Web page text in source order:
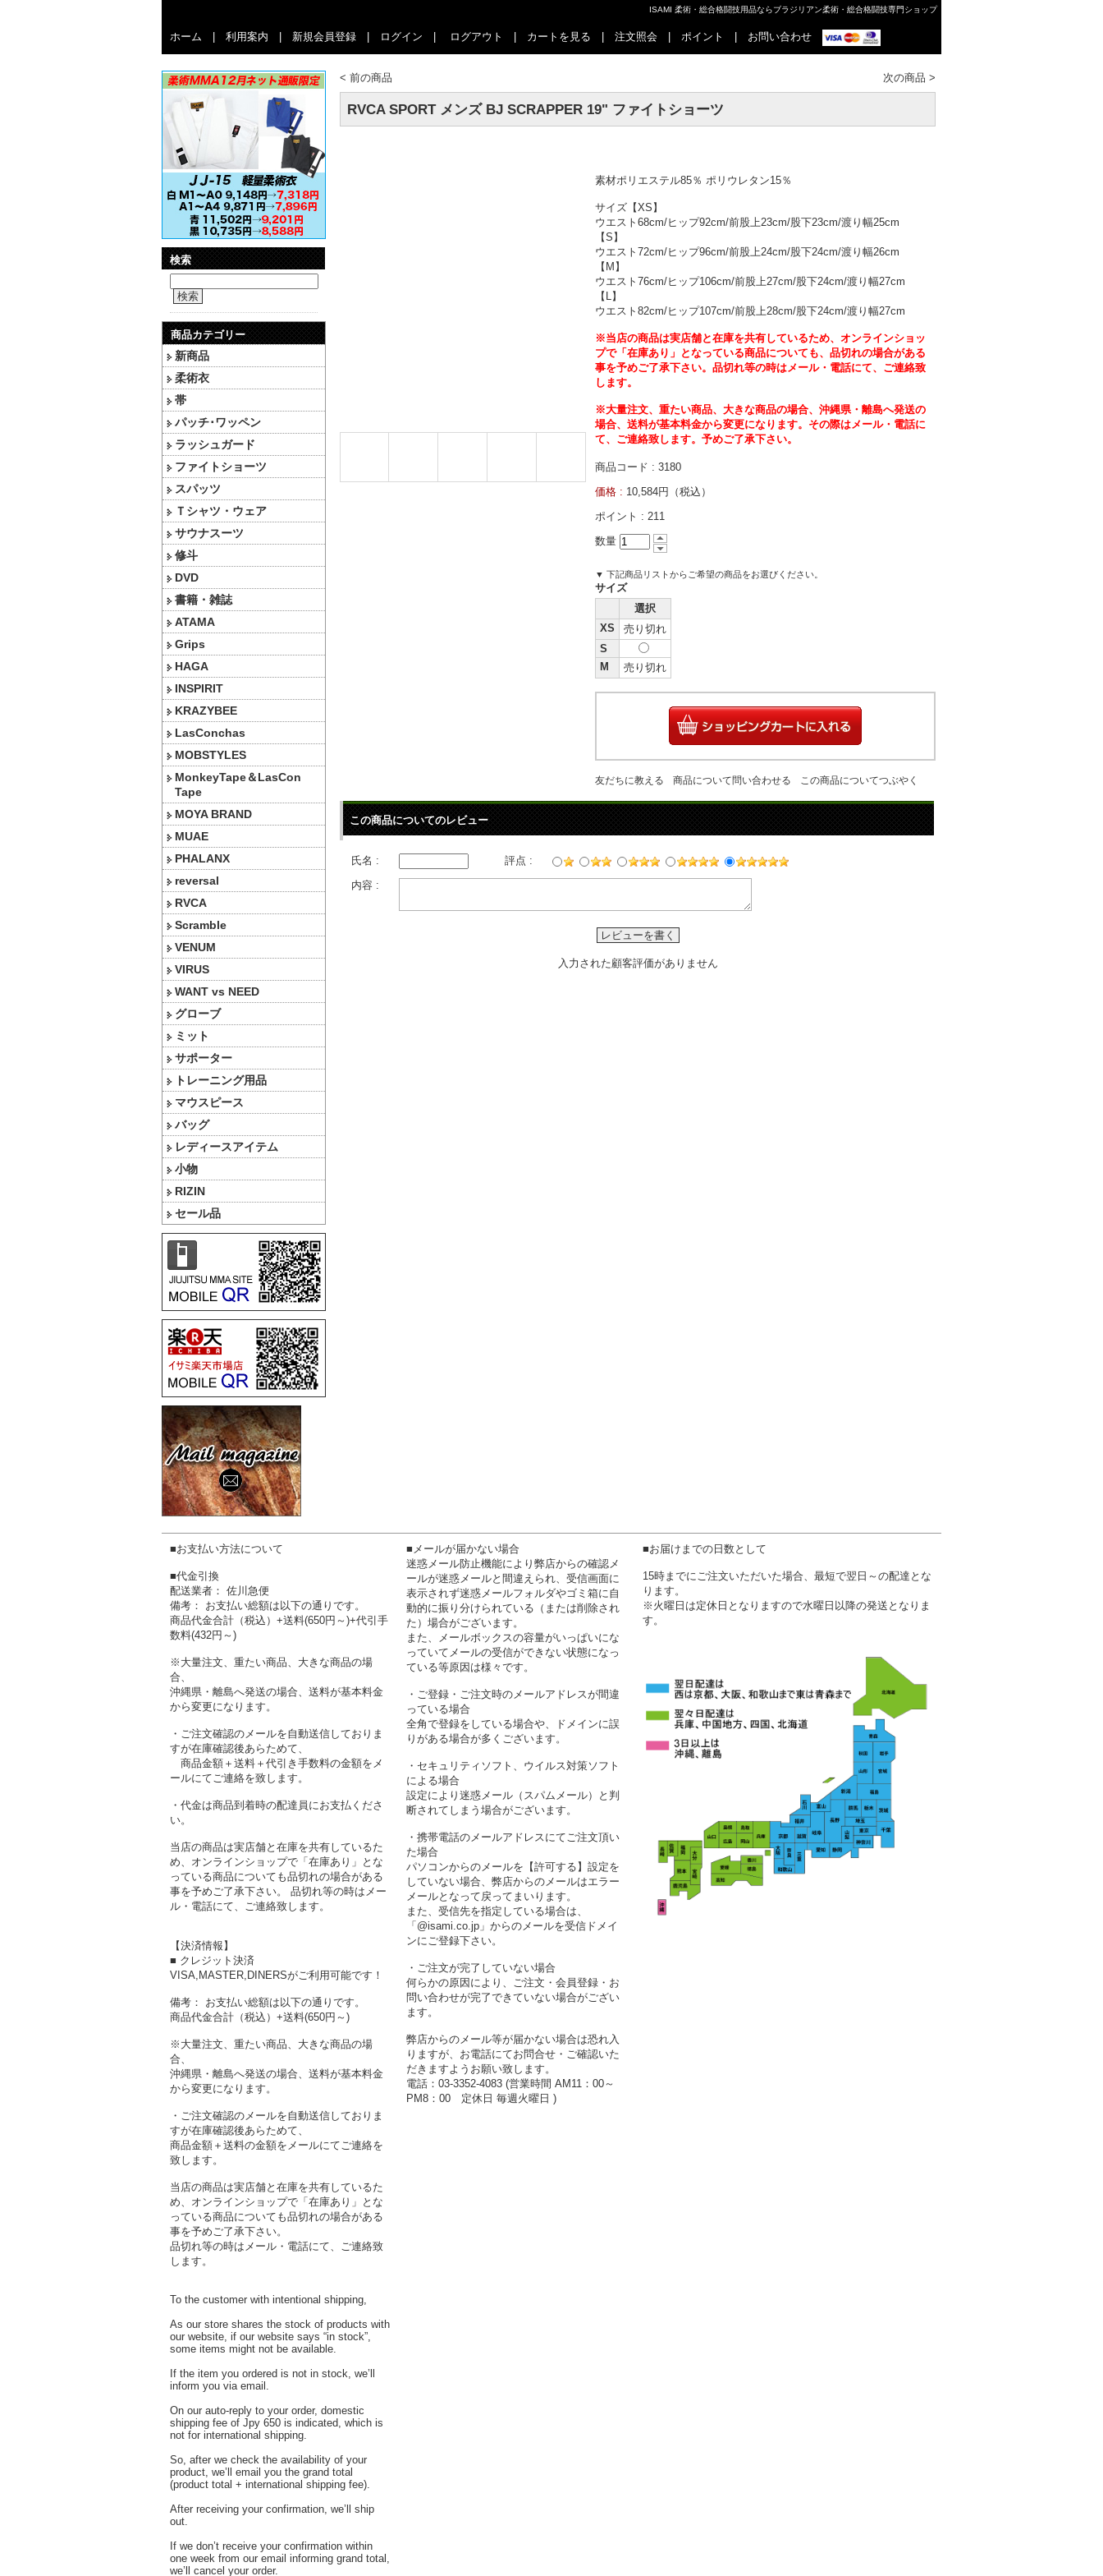
ISAMI 柔術・総合格闘技用品ならブラジリアン柔術・総合格闘技専門ショップ
ホーム 利用案内 新規会員登録 ログイン ログアウト カートを見る 注文照会 ポイント お問い合わせ
検索
検索
商品カテゴリー
新商品
柔術衣
帯
パッチ･ワッペン
ラッシュガード
ファイトショーツ
スパッツ
Ｔシャツ・ウェア
サウナスーツ
修斗
DVD
書籍・雑誌
ATAMA
Grips
HAGA
INSPIRIT
KRAZYBEE
LasConchas
MOBSTYLES
MonkeyTape＆LasCon
Tape
MOYA BRAND
MUAE
PHALANX
reversal
RVCA
Scramble
VENUM
VIRUS
WANT vs NEED
グローブ
ミット
サポーター
トレーニング用品
マウスピース
バッグ
レディースアイテム
小物
RIZIN
セール品
< 前の商品 次の商品 >
RVCA SPORT メンズ BJ SCRAPPER 19" ファイトショーツ
素材ポリエステル85％ ポリウレタン15％
サイズ【XS】
ウエスト68cm/ヒップ92cm/前股上23cm/股下23cm/渡り幅25cm
【S】
ウエスト72cm/ヒップ96cm/前股上24cm/股下24cm/渡り幅26cm
【M】
ウエスト76cm/ヒップ106cm/前股上27cm/股下24cm/渡り幅27cm
【L】
ウエスト82cm/ヒップ107cm/前股上28cm/股下24cm/渡り幅27cm
※当店の商品は実店舗と在庫を共有しているため、オンラインショッ
プで「在庫あり」となっている商品についても、品切れの場合がある
事を予めご了承下さい。品切れ等の時はメール・電話にて、ご連絡致
します。
※大量注文、重たい商品、大きな商品の場合、沖縄県・離島へ発送の
場合、送料が基本料金から変更になります。その際はメール・電話に
て、ご連絡致します。予めご了承下さい。
商品コード : 3180
価格 : 10,584円（税込）
ポイント : 211
数量
▼ 下記商品リストからご希望の商品をお選びください。
サイズ
選択
XS
売り切れ
S
M
売り切れ
友だちに教える 商品について問い合わせる この商品についてつぶやく
この商品についてのレビュー
氏名 :
評点 :
内容 :
レビューを書く
入力された顧客評価がありません
■お支払い方法について
■代金引換
配送業者： 佐川急便
備考： お支払い総額は以下の通りです。
商品代金合計（税込）+送料(650円～)+代引手
数料(432円～)
※大量注文、重たい商品、大きな商品の場
合、
沖縄県・離島へ発送の場合、送料が基本料金
から変更になります。
・ご注文確認のメールを自動送信しておりま
すが在庫確認後あらためて、
商品金額＋送料＋代引き手数料の金額をメ
ールにてご連絡を致します。
・代金は商品到着時の配達員にお支払くださ
い。
当店の商品は実店舗と在庫を共有しているた
め、オンラインショップで「在庫あり」とな
っている商品についても品切れの場合がある
事を予めご了承下さい。 品切れ等の時はメー
ル・電話にて、ご連絡致します。
【決済情報】
■ クレジット決済
VISA,MASTER,DINERSがご利用可能です！
備考： お支払い総額は以下の通りです。
商品代金合計（税込）+送料(650円～)
※大量注文、重たい商品、大きな商品の場
合、
沖縄県・離島へ発送の場合、送料が基本料金
から変更になります。
・ご注文確認のメールを自動送信しておりま
すが在庫確認後あらためて、
商品金額＋送料の金額をメールにてご連絡を
致します。
当店の商品は実店舗と在庫を共有しているた
め、オンラインショップで「在庫あり」とな
っている商品についても品切れの場合がある
事を予めご了承下さい。
品切れ等の時はメール・電話にて、ご連絡致
します。
To the customer with intentional shipping,
As our store shares the stock of products with
our website, if our website says “in stock”,
some items might not be available.
If the item you ordered is not in stock, we’ll
inform you via email.
On our auto-reply to your order, domestic
shipping fee of Jpy 650 is indicated, which is
not for international shipping.
So, after we check the availability of your
product, we’ll email you the grand total
(product total + international shipping fee).
After receiving your confirmation, we’ll ship
out.
If we don’t receive your confirmation within
one week from our email informing grand total,
we’ll cancel your order.
■メールが届かない場合
迷惑メール防止機能により弊店からの確認メ
ールが迷惑メールと間違えられ、受信画面に
表示されず迷惑メールフォルダやゴミ箱に自
動的に振り分けられている（または削除され
た）場合がございます。
また、メールボックスの容量がいっぱいにな
っていてメールの受信ができない状態になっ
ている等原因は様々です。
・ご登録・ご注文時のメールアドレスが間違
っている場合
全角で登録をしている場合や、ドメインに誤
りがある場合が多くございます。
・セキュリティソフト、ウイルス対策ソフト
による場合
設定により迷惑メール（スパムメール）と判
断されてしまう場合がございます。
・携帯電話のメールアドレスにてご注文頂い
た場合
パソコンからのメールを【許可する】設定を
していない場合、弊店からのメールはエラー
メールとなって戻ってまいります。
また、受信先を指定している場合は、
「@isami.co.jp」からのメールを受信ドメイ
ンにご登録下さい。
・ご注文が完了していない場合
何らかの原因により、ご注文・会員登録・お
問い合わせが完了できていない場合がござい
ます。
弊店からのメール等が届かない場合は恐れ入
りますが、お電話にてお問合せ・ご確認いた
だきますようお願い致します。
電話：03-3352-4083 (営業時間 AM11：00～
PM8：00 定休日 毎週火曜日 )
■お届けまでの日数として
15時までにご注文いただいた場合、最短で翌日～の配達とな
ります。
※火曜日は定休日となりますので水曜日以降の発送となりま
す。